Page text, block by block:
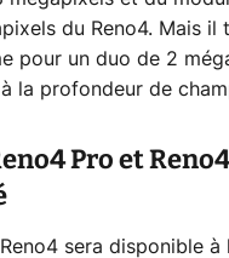
du Reno4. Mais il
pour un duo de 2
la profondeur de
Pro et
sera disponible à